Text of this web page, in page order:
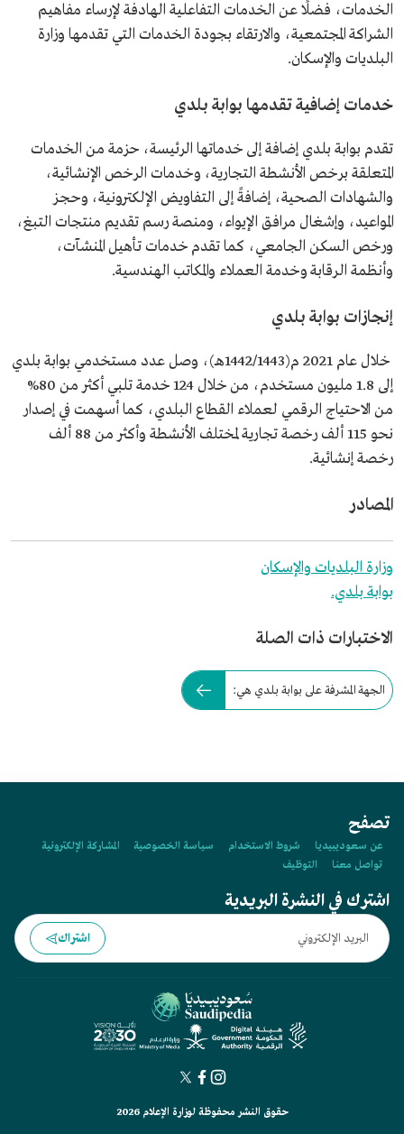
الخدمات، فضلًا عن الخدمات التفاعلية الهادفة لإرساء مفاهيم
الشراكة المجتمعية، والارتقاء بجودة الخدمات التي تقدمها وزارة
البلديات والإسكان.
خدمات إضافية تقدمها بوابة بلدي
تقدم بوابة بلدي إضافة إلى خدماتها الرئيسة، حزمة من الخدمات
المتعلقة برخص الأنشطة التجارية، وخدمات الرخص الإنشائية،
والشهادات الصحية، إضافةً إلى التفاويض الإلكترونية، وحجز
المواعيد، وإشغال مرافق الإيواء، ومنصة رسم تقديم منتجات التبغ،
ورخص السكن الجامعي، كما تقدم خدمات تأهيل المنشآت،
وأنظمة الرقابة وخدمة العملاء والمكاتب الهندسية.
إنجازات بوابة بلدي
خلال عام 2021 م(1442/1443هـ)، وصل عدد مستخدمي بوابة بلدي
إلى 1.8 مليون مستخدم، من خلال 124 خدمة تلبي أكثر من 80%
من الاحتياج الرقمي لعملاء القطاع البلدي، كما أسهمت في إصدار
نحو 115 ألف رخصة تجارية لمختلف الأنشطة وأكثر من 88 ألف
رخصة إنشائية.
المصادر
وزارة البلديات والإسكان
بوابة بلدي.
الاختبارات ذات الصلة
الجهة المشرفة على بوابة بلدي هي:
تصفح
عن سعوديبيديا شروط الاستخدام سياسة الخصوصية
المشاركة الإلكترونية
تواصل معنا
التوظيف
اشترك في النشرة البريدية
اشتراك
حقوق النشر محفوظة لوزارة الإعلام 2026